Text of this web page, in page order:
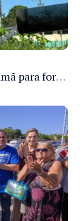
Cosama inicia força-tarefa em Anamã para fortalecer abastecimento de água e segurança hídrica da população